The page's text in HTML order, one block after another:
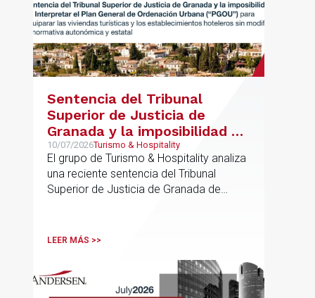
Sentencia del Tribunal
Superior de Justicia de
Granada y la imposibilidad de
Interpretar el Plan General
de Ordenación Urbana
(“PGOU”) para equiparar las
viviendas turísticas y los
autonómica y estatal
10/07/2026Turismo & Hospitality
El grupo de Turismo & Hospitality analiza
una reciente sentencia del Tribunal
Superior de Justicia de Granada de
LEER MÁS >>